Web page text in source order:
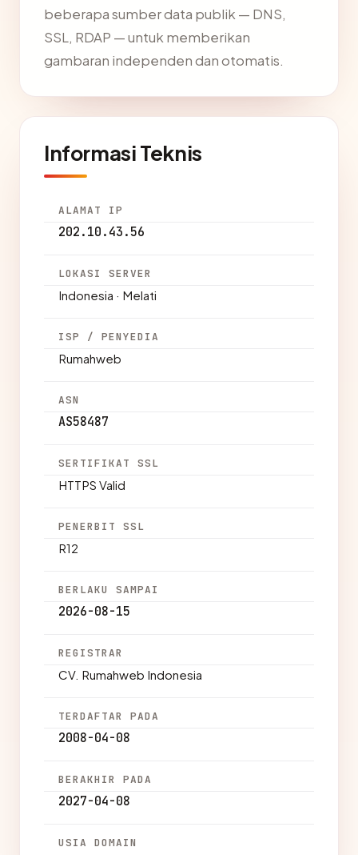
beberapa sumber data publik — DNS,
SSL, RDAP — untuk memberikan
gambaran independen dan otomatis.
Informasi Teknis
ALAMAT IP
202.10.43.56
LOKASI SERVER
Indonesia · Melati
ISP / PENYEDIA
Rumahweb
ASN
AS58487
SERTIFIKAT SSL
HTTPS Valid
PENERBIT SSL
R12
BERLAKU SAMPAI
2026-08-15
REGISTRAR
CV. Rumahweb Indonesia
TERDAFTAR PADA
2008-04-08
BERAKHIR PADA
2027-04-08
USIA DOMAIN